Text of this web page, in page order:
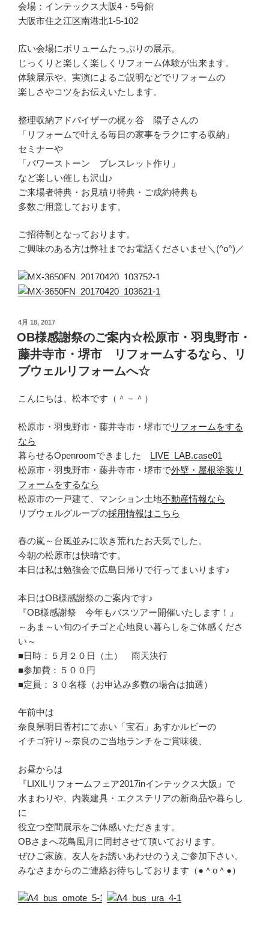
会場：インテックス大阪4・5号館
大阪市住之江区南港北1-5-102
広い会場にボリュームたっぷりの展示。
じっくりと楽しく楽しくリフォーム体験が出来ます。
体験展示や、実演によるご説明などでリフォームの
楽しさやコツをお伝えいたします。
整理収納アドバイザーの梶ヶ谷 陽子さんの
「リフォームで叶える毎日の家事をラクにする収納」
セミナーや
「パワーストーン ブレスレット作り」
など楽しい催しも沢山♪
ご来場者特典・お見積り特典・ご成約特典も
多数ご用意しております。
ご招待制となっております。
ご興味のある方は弊社までお電話くださいませ＼(^o^)／
投
稿
日:
4月 18, 2017
OB様感謝祭のご案内☆松原市・羽曳野市・
藤井寺市・堺市 リフォームするなら、リ
ブウェルリフォームへ☆
こんにちは、松本です（＾－＾）
松原市・羽曳野市・藤井寺市・堺市でリフォームをする
なら
暮らせるOpenroomできました LIVE_LAB.case01
松原市・羽曳野市・藤井寺市・堺市で外壁・屋根塗装リ
フォームをするなら
松原市の一戸建て、マンション土地不動産情報なら
リブウェルグループの採用情報はこちら
春の嵐～台風並みに吹き荒れたお天気でした。
今朝の松原市は快晴です。
本日は私は勉強会で広島日帰りで行ってまいります♪
本日はOB様感謝祭のご案内です♪
『OB様感謝祭 今年もバスツアー開催いたします！』
～あま～い旬のイチゴと心地良い暮らしをご体感くださ
い～
■日時：５月２０日（土） 雨天決行
■参加費：５００円
■定員：３０名様（お申込み多数の場合は抽選）
午前中は
奈良県明日香村にて赤い「宝石」あすかルビーの
イチゴ狩り～奈良のご当地ランチをご賞味後、
お昼からは
『LIXILリフォームフェア2017inインテックス大阪』で
水まわりや、内装建具・エクステリアの新商品や暮らし
に
役立つ空間展示をご体感いただきます。
OBさまへ花鳥風月に同封させて頂いております。
ぜひご家族、友人をお誘いあわせのうえご参加下さい。
みなさまからのご連絡お待ちしております（●＾o＾●）